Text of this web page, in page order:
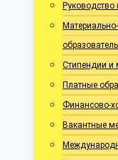
Руководство
Стипендии и
Платные
Финансово-
Вакантные